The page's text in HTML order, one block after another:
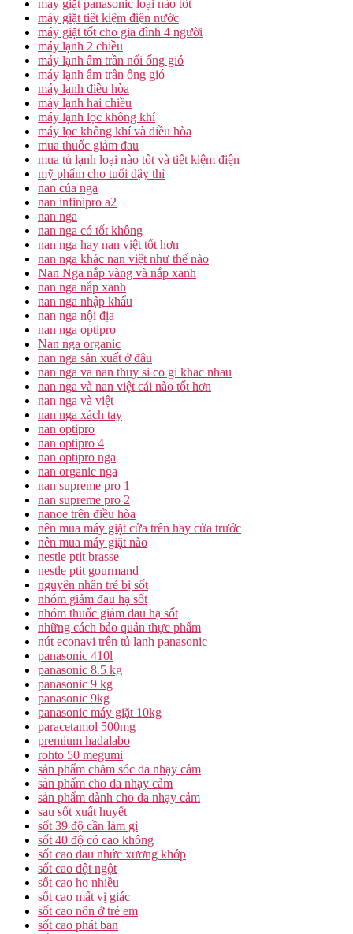
máy giặt panasonic loại nào tốt
máy giặt tiết kiệm điện nước
máy giặt tốt cho gia đình 4 người
máy lạnh 2 chiều
máy lạnh âm trần nối ống gió
máy lạnh âm trần ống gió
máy lạnh điều hòa
máy lạnh hai chiều
máy lạnh lọc không khí
máy lọc không khí và điều hòa
mua thuốc giảm đau
mua tủ lạnh loại nào tốt và tiết kiệm điện
mỹ phẩm cho tuổi dậy thì
nan của nga
nan infinipro a2
nan nga
nan nga có tốt không
nan nga hay nan việt tốt hơn
nan nga khác nan việt như thế nào
Nan Nga nắp vàng và nắp xanh
nan nga nắp xanh
nan nga nhập khẩu
nan nga nội địa
nan nga optipro
Nan nga organic
nan nga sản xuất ở đâu
nan nga va nan thuy si co gi khac nhau
nan nga và nan việt cái nào tốt hơn
nan nga và việt
nan nga xách tay
nan optipro
nan optipro 4
nan optipro nga
nan organic nga
nan supreme pro 1
nan supreme pro 2
nanoe trên điều hòa
nên mua máy giặt cửa trên hay cửa trước
nên mua máy giặt nào
nestle ptit brasse
nestle ptit gourmand
nguyên nhân trẻ bị sốt
nhóm giảm đau hạ sốt
nhóm thuốc giảm đau hạ sốt
những cách bảo quản thực phẩm
nút econavi trên tủ lạnh panasonic
panasonic 410l
panasonic 8.5 kg
panasonic 9 kg
panasonic 9kg
panasonic máy giặt 10kg
paracetamol 500mg
premium hadalabo
rohto 50 megumi
sản phẩm chăm sóc da nhạy cảm
sản phẩm cho da nhạy cảm
sản phẩm dành cho da nhạy cảm
sau sốt xuất huyết
sốt 39 độ cần làm gì
sốt 40 độ có cao không
sốt cao đau nhức xương khớp
sốt cao đột ngột
sốt cao ho nhiều
sốt cao mất vị giác
sốt cao nôn ở trẻ em
sốt cao phát ban